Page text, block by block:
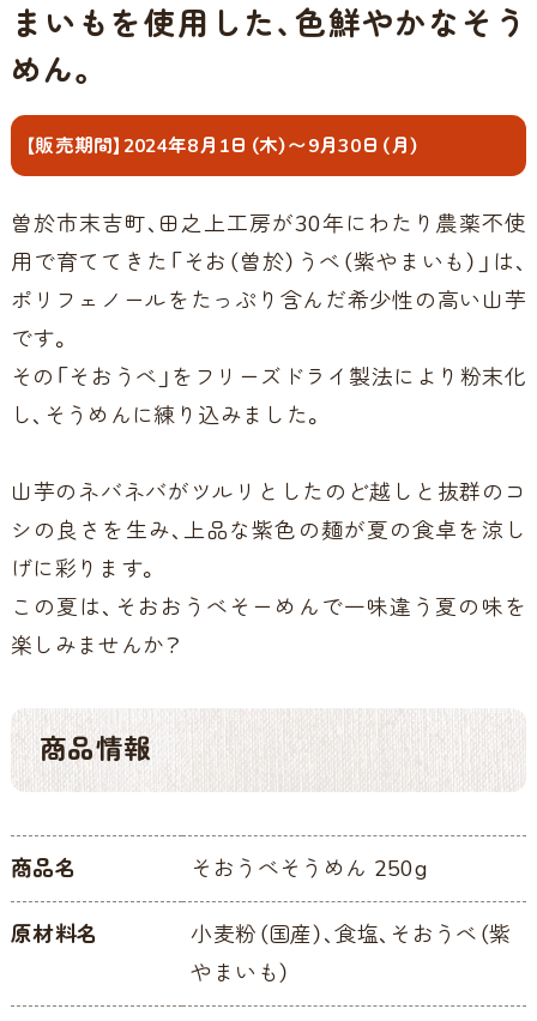
まいもを使用した、色鮮やかなそう
めん。
【販売期間】2024年8月1日（木）〜9月30日（月）
曽於市末吉町、田之上工房が30年にわたり農薬不使
用で育ててきた「そお（曽於）うべ（紫やまいも）」は、
ポリフェノールをたっぷり含んだ希少性の高い山芋
です。
その「そおうべ」をフリーズドライ製法により粉末化
し、そうめんに練り込みました。
山芋のネバネバがツルリとしたのど越しと抜群のコ
シの良さを生み、上品な紫色の麺が夏の食卓を涼し
げに彩ります。
この夏は、そおおうべそーめんで一味違う夏の味を
楽しみませんか？
商品情報
商品名 そおうべそうめん 250g
原材料名
小麦粉（国産）、食塩、そおうべ（紫
やまいも）